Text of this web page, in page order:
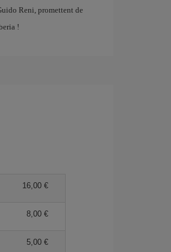
Reni, promettent de
!
16,00 €
8,00 €
5,00 €